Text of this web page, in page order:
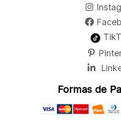
Formas de